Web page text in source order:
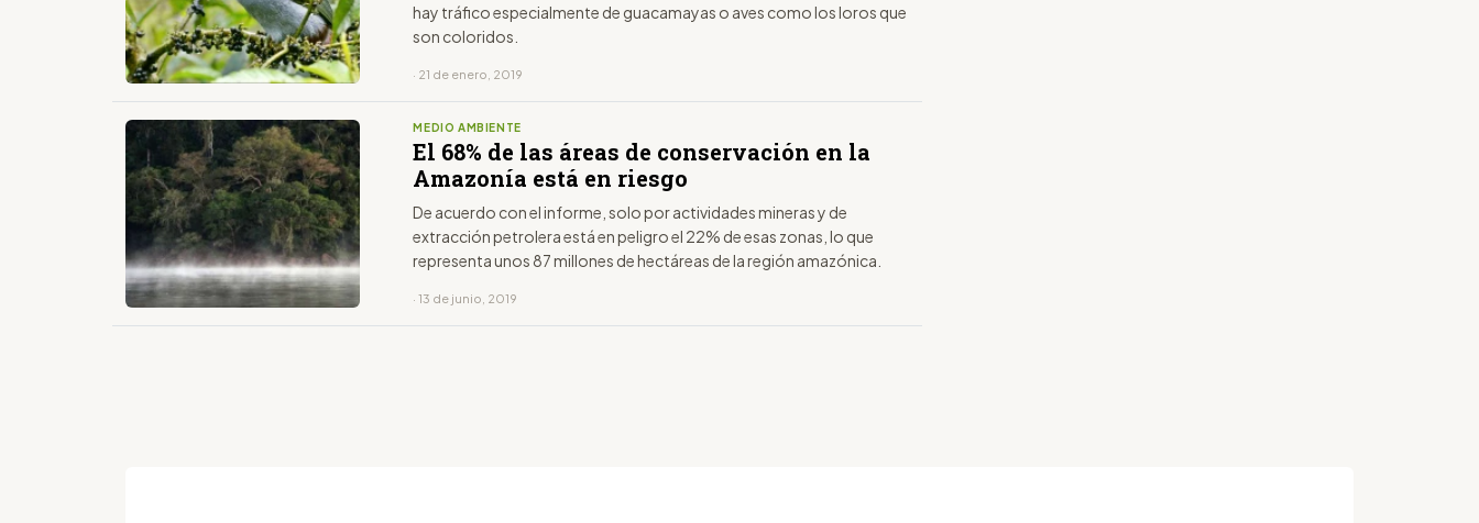
hay tráfico especialmente de guacamayas o aves como los loros que
son coloridos.
· 21 de enero, 2019
MEDIO AMBIENTE
El 68% de las áreas de conservación en la
Amazonía está en riesgo
De acuerdo con el informe, solo por actividades mineras y de
extracción petrolera está en peligro el 22% de esas zonas, lo que
representa unos 87 millones de hectáreas de la región amazónica.
· 13 de junio, 2019